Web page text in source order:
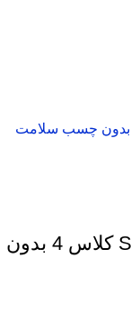
تست استریل Steam Monitor TPS کلاس 4 بدون